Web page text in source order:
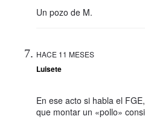
Un pozo de M.
HACE 11 MESES
Luisete
En ese acto si habla el
que montar un «pollo»